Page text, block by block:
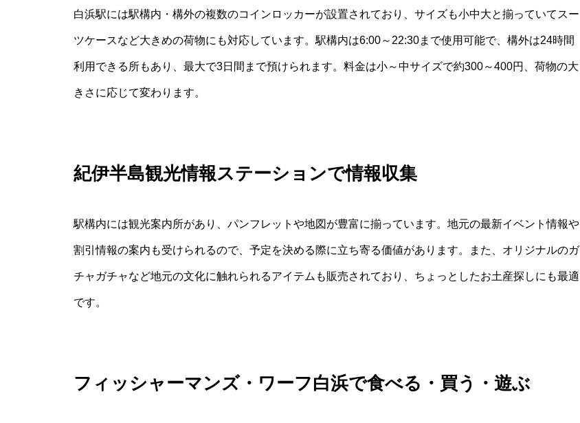
白浜駅には駅構内・構外の複数のコインロッカーが設置されており、サイズも小中大と揃っていてスー
ツケースなど大きめの荷物にも対応しています。駅構内は6:00～22:30まで使用可能で、構外は24時間
利用できる所もあり、最大で3日間まで預けられます。料金は小～中サイズで約300～400円、荷物の大
きさに応じて変わります。
紀伊半島観光情報ステーションで情報収集
駅構内には観光案内所があり、パンフレットや地図が豊富に揃っています。地元の最新イベント情報や
割引情報の案内も受けられるので、予定を決める際に立ち寄る価値があります。また、オリジナルのガ
チャガチャなど地元の文化に触れられるアイテムも販売されており、ちょっとしたお土産探しにも最適
です。
フィッシャーマンズ・ワーフ白浜で食べる・買う・遊ぶ